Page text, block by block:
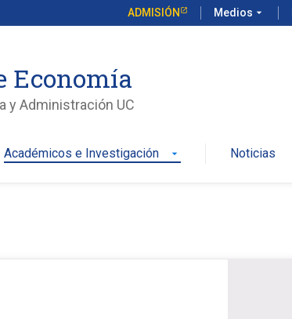
ADMISIÓN Medios arrow_drop_down
Economía
y Administración UC
Académicos e Investigación arrow_drop_down Noticias